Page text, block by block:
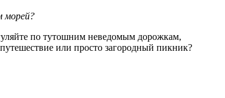
морей?
по тутошним неведомым дорожкам,
или просто загородный пикник?